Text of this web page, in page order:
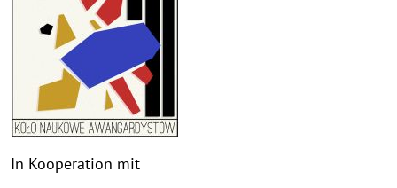
In Kooperation mit